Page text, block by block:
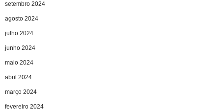
setembro 2024
agosto 2024
julho 2024
junho 2024
maio 2024
abril 2024
março 2024
fevereiro 2024